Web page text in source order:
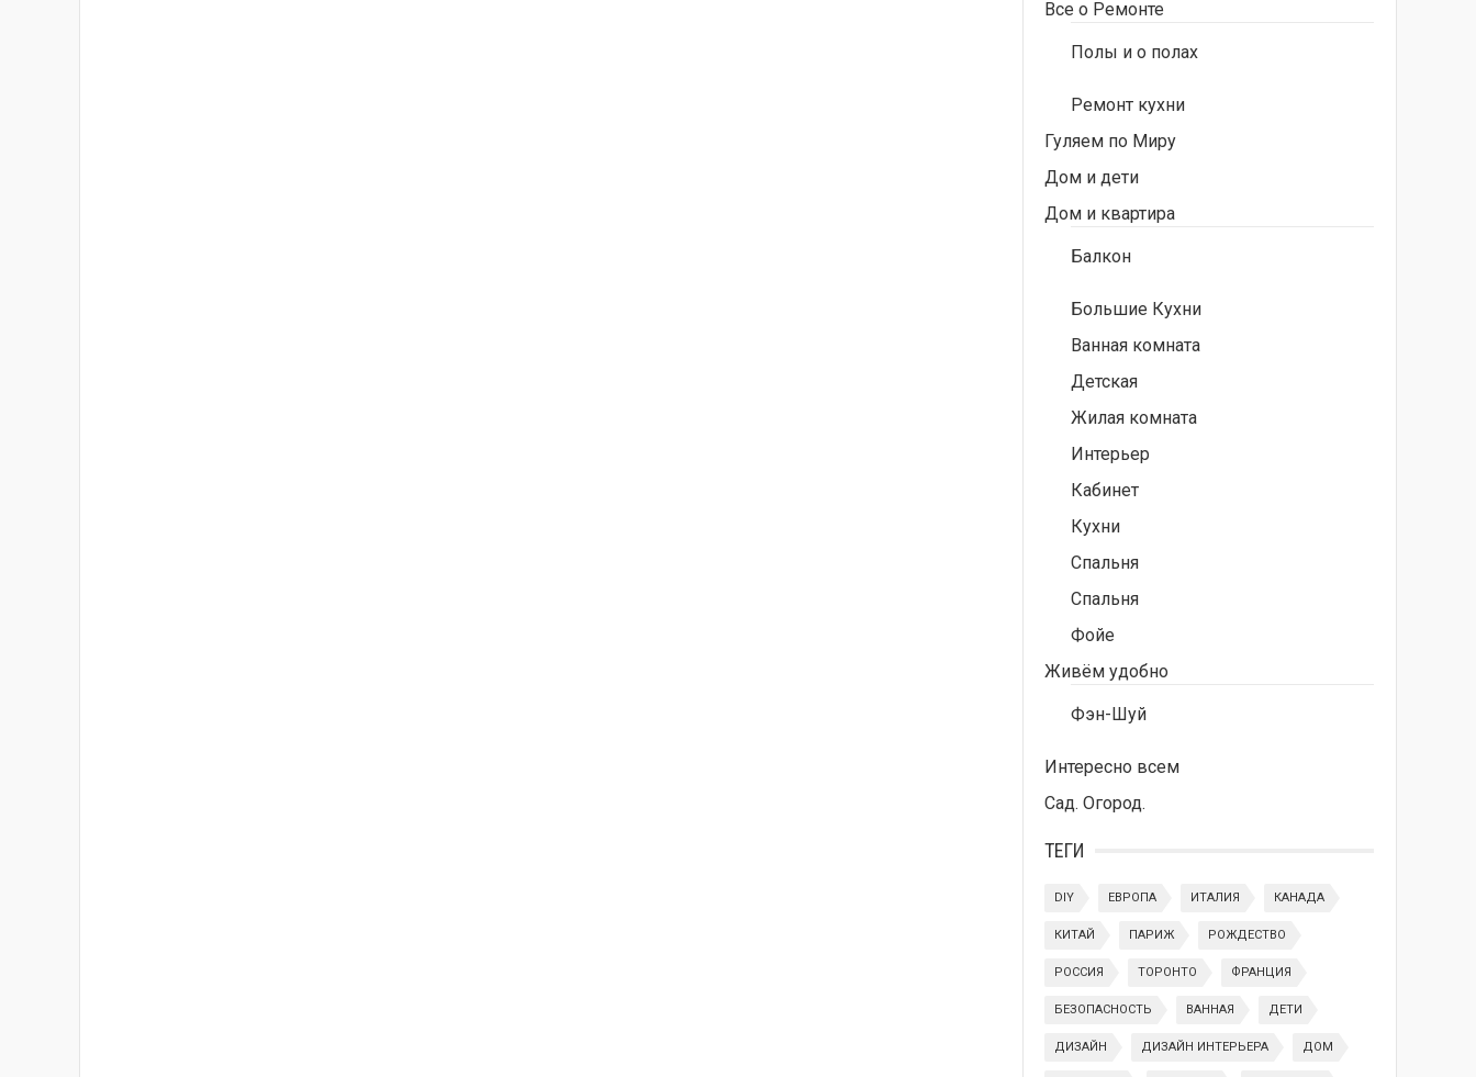
Все о Ремонте
Полы и о полах
Ремонт кухни
Гуляем по Миру
Дом и дети
Дом и квартира
Балкон
Большие Кухни
Ванная комната
Детская
Жилая комната
Интерьер
Кабинет
Кухни
Спальня
Спальня
Фойе
Живём удобно
Фэн-Шуй
Интересно всем
Сад. Огород.
ТЕГИ
DIY ЕВРОПА ИТАЛИЯ КАНАДА
КИТАЙ ПАРИЖ РОЖДЕСТВО
РОССИЯ ТОРОНТО ФРАНЦИЯ
БЕЗОПАСНОСТЬ ВАННАЯ ДЕТИ
ДИЗАЙН ДИЗАЙН ИНТЕРЬЕРА ДОМ